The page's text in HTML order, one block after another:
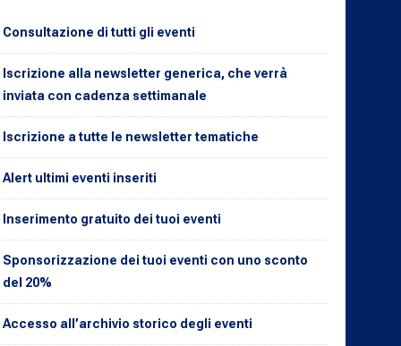
Consultazione di tutti gli eventi
Iscrizione alla newsletter generica, che verrà
inviata con cadenza settimanale
Iscrizione a tutte le newsletter tematiche
Alert ultimi eventi inseriti
Inserimento gratuito dei tuoi eventi
Sponsorizzazione dei tuoi eventi con uno sconto
del 20%
Accesso all’archivio storico degli eventi